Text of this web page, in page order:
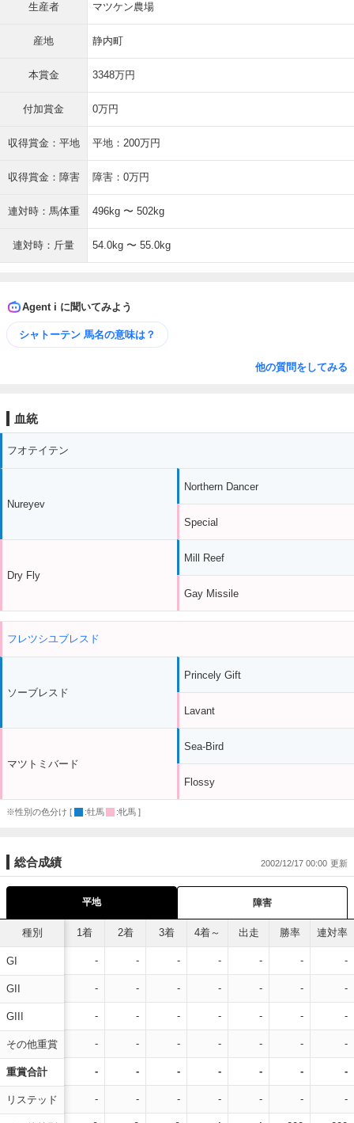
生産者 マツケン農場
産地 静内町
本賞金 3348万円
付加賞金 0万円
収得賞金：平地 平地：200万円
収得賞金：障害 障害：0万円
連対時：馬体重 496kg 〜 502kg
連対時：斤量 54.0kg 〜 55.0kg
Agent i に聞いてみよう
シャトーテン 馬名の意味は？
他の質問をしてみる
血統
フオテイテン
Nureyev
Dry Fly
Northern Dancer
Special
Mill Reef
Gay Missile
フレツシユブレスド
ソーブレスド
マツトミバード
Princely Gift
Lavant
Sea-Bird
Flossy
※性別の色分け [ :牡馬 :牝馬 ]
総合成績 2002/12/17 00:00
平地 障害
種別
GI
GII
GIII
その他重賞
重賞合計
リステッド
1着 2着 3着 4着～ 出走 勝率 連対率
- - - - - - -
- - - - - - -
- - - - - - -
- - - - - - -
- - - - - - -
- - - - - - -